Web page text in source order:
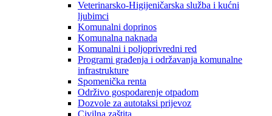
Veterinarsko-Higijeničarska služba i kućni
ljubimci
Komunalni doprinos
Komunalna naknada
Komunalni i poljoprivredni red
Programi građenja i održavanja komunalne
infrastrukture
Spomenička renta
Održivo gospodarenje otpadom
Dozvole za autotaksi prijevoz
Civilna zaštita